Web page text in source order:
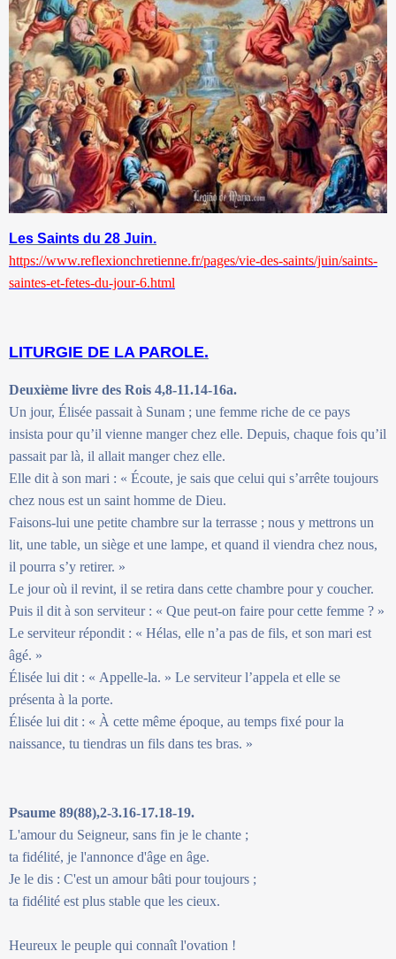
Les Saints du 28 Juin.
https://www.reflexionchretienne.fr/pages/vie-des-saints/juin/saints-
saintes-et-fetes-du-jour-6.html
LITURGIE DE LA PAROLE.
Deuxième livre des Rois 4,8-11.14-16a.
Un jour, Élisée passait à Sunam ; une femme riche de ce pays
insista pour qu’il vienne manger chez elle. Depuis, chaque fois qu’il
passait par là, il allait manger chez elle.
Elle dit à son mari : « Écoute, je sais que celui qui s’arrête toujours
chez nous est un saint homme de Dieu.
Faisons-lui une petite chambre sur la terrasse ; nous y mettrons un
lit, une table, un siège et une lampe, et quand il viendra chez nous,
il pourra s’y retirer. »
Le jour où il revint, il se retira dans cette chambre pour y coucher.
Puis il dit à son serviteur : « Que peut-on faire pour cette femme ? »
Le serviteur répondit : « Hélas, elle n’a pas de fils, et son mari est
âgé. »
Élisée lui dit : « Appelle-la. » Le serviteur l’appela et elle se
présenta à la porte.
Élisée lui dit : « À cette même époque, au temps fixé pour la
naissance, tu tiendras un fils dans tes bras. »
Psaume 89(88),2-3.16-17.18-19.
L'amour du Seigneur, sans fin je le chante ;
ta fidélité, je l'annonce d'âge en âge.
Je le dis : C'est un amour bâti pour toujours ;
ta fidélité est plus stable que les cieux.
Heureux le peuple qui connaît l'ovation !